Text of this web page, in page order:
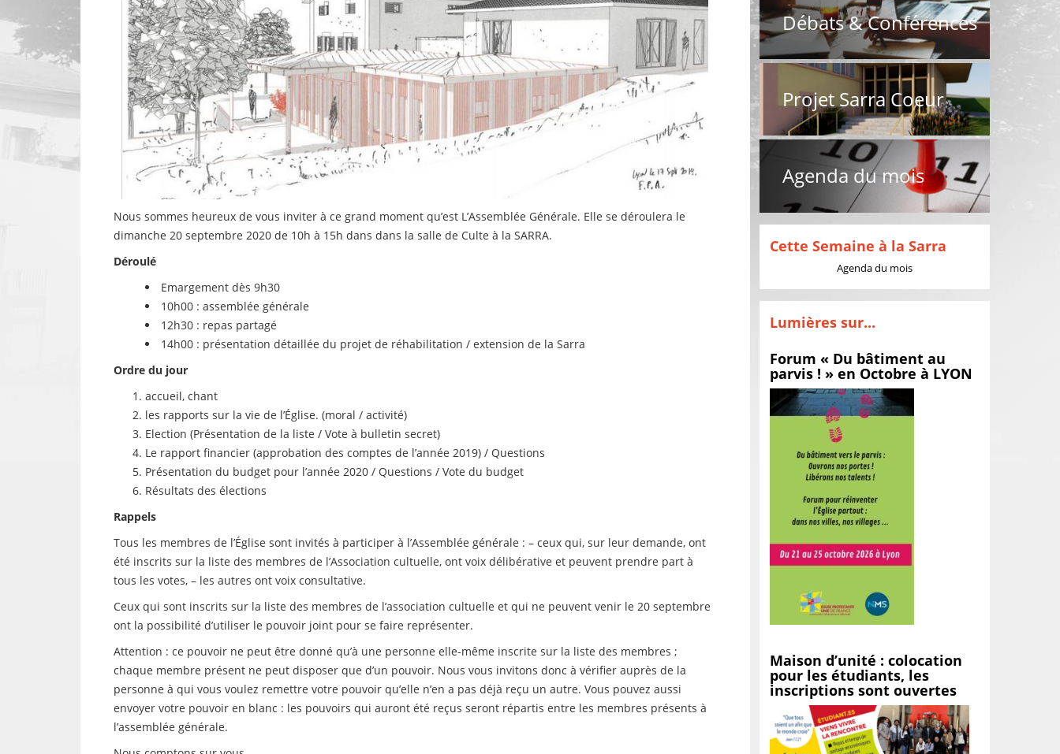
Nous sommes heureux de vous inviter à ce grand moment qu’est L’Assemblée Générale. Elle se déroulera le
dimanche 20 septembre 2020 de 10h à 15h dans dans la salle de Culte à la SARRA.
Déroulé
Emargement dès 9h30
10h00 : assemblée générale
12h30 : repas partagé
14h00 : présentation détaillée du projet de réhabilitation / extension de la Sarra
Ordre du jour
accueil, chant
les rapports sur la vie de l’Église. (moral / activité)
Election (Présentation de la liste / Vote à bulletin secret)
Le rapport financier (approbation des comptes de l’année 2019) / Questions
Présentation du budget pour l’année 2020 / Questions / Vote du budget
Résultats des élections
Rappels
Tous les membres de l’Église sont invités à participer à l’Assemblée générale : – ceux qui, sur leur demande, ont
été inscrits sur la liste des membres de l’Association cultuelle, ont voix délibérative et peuvent prendre part à
tous les votes, – les autres ont voix consultative.
Ceux qui sont inscrits sur la liste des membres de l’association cultuelle et qui ne peuvent venir le 20 septembre
ont la possibilité d’utiliser le pouvoir joint pour se faire représenter.
Attention : ce pouvoir ne peut être donné qu’à une personne elle-même inscrite sur la liste des membres ;
chaque membre présent ne peut disposer que d’un pouvoir. Nous vous invitons donc à vérifier auprès de la
personne à qui vous voulez remettre votre pouvoir qu’elle n’en a pas déjà reçu un autre. Vous pouvez aussi
envoyer votre pouvoir en blanc : les pouvoirs qui auront été reçus seront répartis entre les membres présents à
l’assemblée générale.
Débats & Conférences
Projet Sarra Coeur
Agenda du mois
Cette Semaine à la Sarra
Agenda du mois
Lumières sur...
Forum « Du bâtiment au
parvis ! » en Octobre à LYON
Maison d’unité : colocation
pour les étudiants, les
inscriptions sont ouvertes